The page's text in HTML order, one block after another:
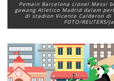
Pemain Barcelona Lionel Messi
gawang Atletico Madrid dalam
di stadion Vicente Calderon di
FOTO/REUTERS/